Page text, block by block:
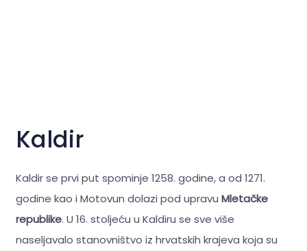
Kaldir
Kaldir se prvi put spominje 1258. godine, a od 1271.
godine kao i Motovun dolazi pod upravu Mletačke
republike. U 16. stoljeću u Kaldiru se sve više
naseljavalo stanovništvo iz hrvatskih krajeva koja su